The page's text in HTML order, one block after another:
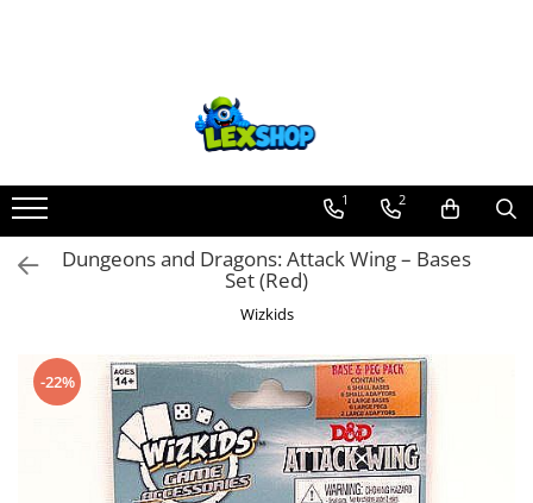
Board Games
Extensii boardgames
Card Games (jocuri cu carti)
Party Games (jocuri de petrecere)
Jocuri pentru copii
Smart Games
Puzzle-uri logice
1 2
Dungeons and Dragons: Attack Wing – Bases
Set (Red)
Wizkids
-22%